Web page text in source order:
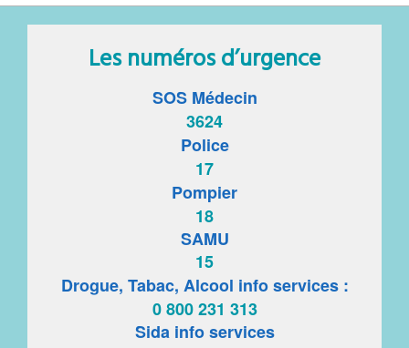
Les numéros d’urgence
SOS Médecin
3624
Police
17
Pompier
18
SAMU
15
Drogue, Tabac, Alcool info services :
0 800 231 313
Sida info services